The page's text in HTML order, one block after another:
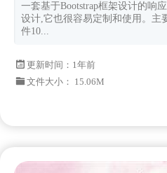
一套基于Bootstrap框架设计的响
设计,它也很容易定制和使用。主
件10...
更新时间： 1年前
文件大小： 15.06M